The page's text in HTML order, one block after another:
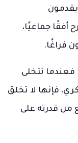
أفقًا جماعيًا،
فراغًا.
تتخلى
فإنها لا تخلق
من قدرته على